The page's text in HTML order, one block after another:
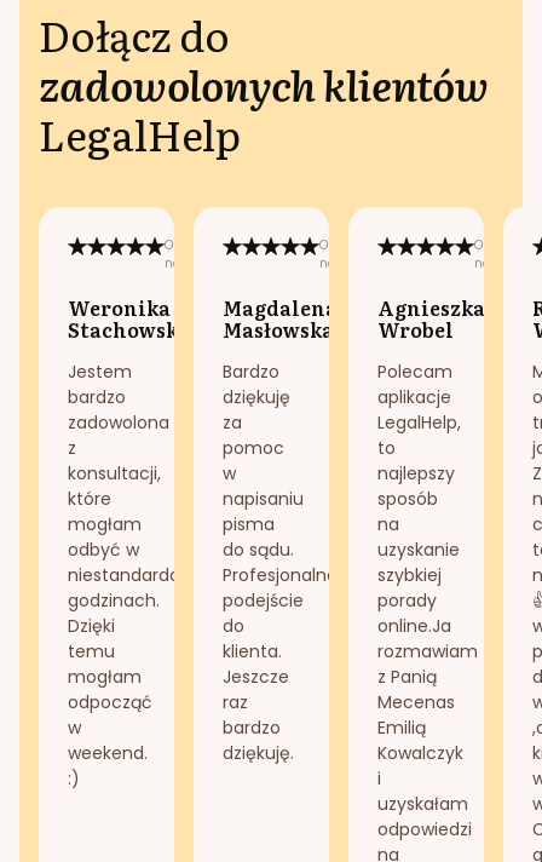
Dołącz do
zadowolonych klientów
LegalHelp
Opublikowano
na:
Weronika
Stachowska
Jestem
bardzo
zadowolona
z
konsultacji,
które
mogłam
odbyć w
niestandardowych
godzinach.
Dzięki
temu
mogłam
odpocząć
w
weekend.
:)
Opublikowano
na:
Magdalena
Masłowska
Bardzo
dziękuję
za
pomoc
w
napisaniu
pisma
do sądu.
Profesjonalne
podejście
do
klienta.
Jeszcze
raz
bardzo
dziękuję.
na:
Agnieszka
Wrobel
Polecam
aplikacje
LegalHelp,
to
najlepszy
sposób
na
uzyskanie
szybkiej
porady
online.Ja
rozmawiam
z Panią
Mecenas
Emilią
Kowalczyk
i
uzyskałam
odpowiedzi
na